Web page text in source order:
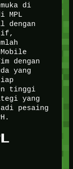
di
MPL
dengan
dengan
yang
tinggi
yang
pesaing